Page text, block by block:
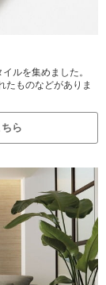
ルを集めました。
たものなどがありま
ら